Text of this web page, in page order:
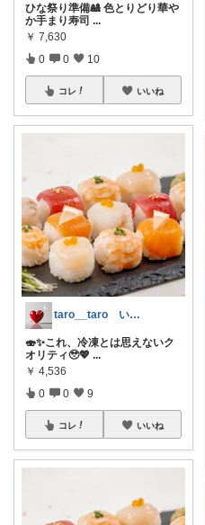
ひな祭り準備🎎 色とりどり華や
か手まり寿司 ...
￥ 7,630
0 0 10
コレ いいね
taro__taro いらっしゃませ🎶
🍣✨これ、冷凍とは思えないク
オリティ🥹💖 ...
￥ 4,536
0 0 9
コレ いいね